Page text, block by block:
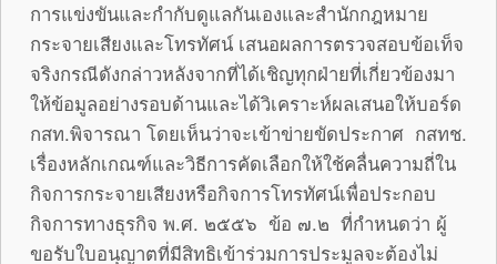
การแข่งขันและกำกับดูแลกันเองและสำนักกฎหมาย
กระจายเสียงและโทรทัศน์ เสนอผลการตรวจสอบข้อเท็จ
จริงกรณีดังกล่าวหลังจากที่ได้เชิญทุกฝ่ายที่เกี่ยวข้องมา
ให้ข้อมูลอย่างรอบด้านและได้วิเคราะห์ผลเสนอให้บอร์ด
กสท.พิจารณา โดยเห็นว่าจะเข้าข่ายขัดประกาศ กสทช.
เรื่องหลักเกณฑ์และวิธีการคัดเลือกให้ใช้คลื่นความถี่ใน
กิจการกระจายเสียงหรือกิจการโทรทัศน์เพื่อประกอบ
กิจการทางธุรกิจ พ.ศ. ๒๕๕๖ ข้อ ๗.๒ ที่กำหนดว่า ผู้
ขอรับใบอนุญาตที่มีสิทธิเข้าร่วมการประมูลจะต้องไม่